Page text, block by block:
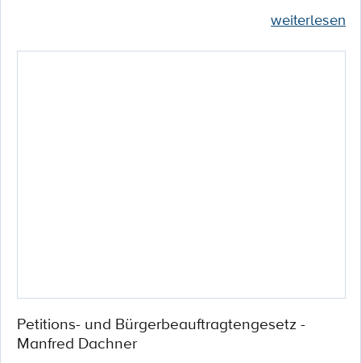
weiterlesen
Petitions- und Bürgerbeauftragtengesetz -
Manfred Dachner